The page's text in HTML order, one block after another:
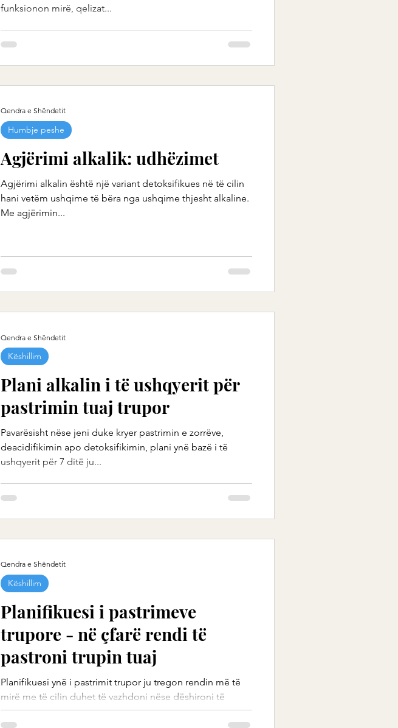
funksionon mirë, qelizat...
Agjërimi alkalik: udhëzimet
Agjërimi alkalin është një variant detoksifikues në të cilin
hani vetëm ushqime të bëra nga ushqime thjesht alkaline.
Me agjërimin...
Humbje peshe
Qendra e Shëndetit
Plani alkalin i të ushqyerit për
pastrimin tuaj trupor
Pavarësisht nëse jeni duke kryer pastrimin e zorrëve,
deacidifikimin apo detoksifikimin, plani ynë bazë i të
ushqyerit për 7 ditë ju...
Këshillim
Qendra e Shëndetit
Planifikuesi i pastrimeve
trupore - në çfarë rendi të
pastroni trupin tuaj
Planifikuesi ynë i pastrimit trupor ju tregon rendin më të
mirë me të cilin duhet të vazhdoni nëse dëshironi të
kryeni disa metoda...
Këshillim
Qendra e Shëndetit